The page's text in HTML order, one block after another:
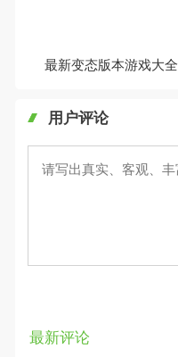
最新变态版本游戏大全
用户评论
最新评论